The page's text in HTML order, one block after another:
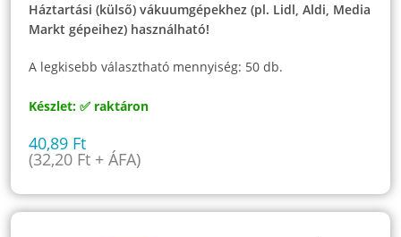
Háztartási (külső) vákuumgépekhez (pl. Lidl, Aldi, Media
Markt gépeihez) használható!
A legkisebb választható mennyiség: 50 db.
Készlet: ✅ raktáron
40,89 Ft
(32,20 Ft + ÁFA)